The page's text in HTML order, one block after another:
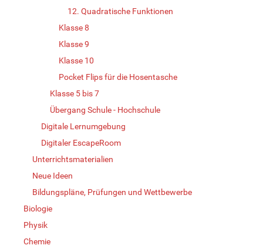
12. Quadratische Funktionen
Klasse 8
Klasse 9
Klasse 10
Pocket Flips für die Hosentasche
Klasse 5 bis 7
Übergang Schule - Hochschule
Digitale Lernumgebung
Digitaler EscapeRoom
Unterrichtsmaterialien
Neue Ideen
Bildungspläne, Prüfungen und Wettbewerbe
Biologie
Physik
Chemie